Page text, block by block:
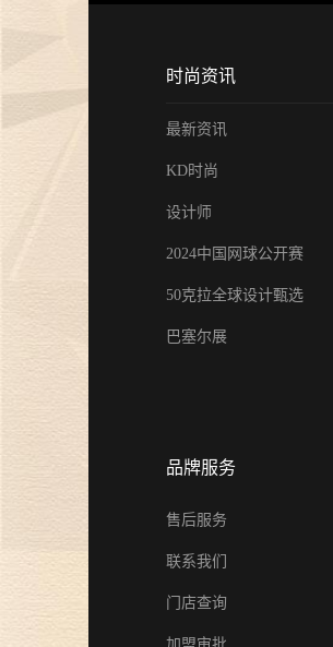
时尚资讯
最新资讯
KD时尚
设计师
2024中国网球公开赛
50克拉全球设计甄选
巴塞尔展
品牌服务
售后服务
联系我们
门店查询